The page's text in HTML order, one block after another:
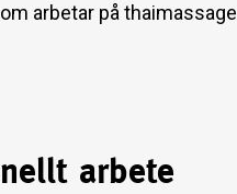
arbetar på
arbete